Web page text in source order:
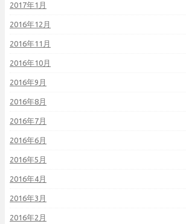
2017年1月
2016年12月
2016年11月
2016年10月
2016年9月
2016年8月
2016年7月
2016年6月
2016年5月
2016年4月
2016年3月
2016年2月